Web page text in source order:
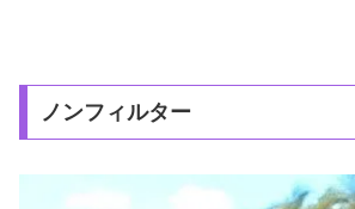
ノンフィルター